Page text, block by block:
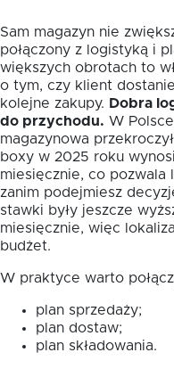
Sam magazyn nie
połączony z logistyką i
większych obrotach to
o tym, czy klient
kolejne zakupy. Dobra
do przychodu. W
magazynowa
boxy w 2025 roku
miesięcznie, co pozwala
zanim podejmiesz
stawki były jeszcze
miesięcznie, więc
budżet.
W praktyce warto
plan sprzedaży;
plan dostaw;
plan składowania.